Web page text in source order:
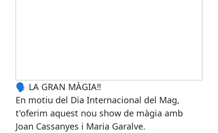
🗣️ LA GRAN MÀGIA‼️
En motiu del Dia Internacional del Mag,
t'oferim aquest nou show de màgia amb
Joan Cassanyes i Maria Garalve.